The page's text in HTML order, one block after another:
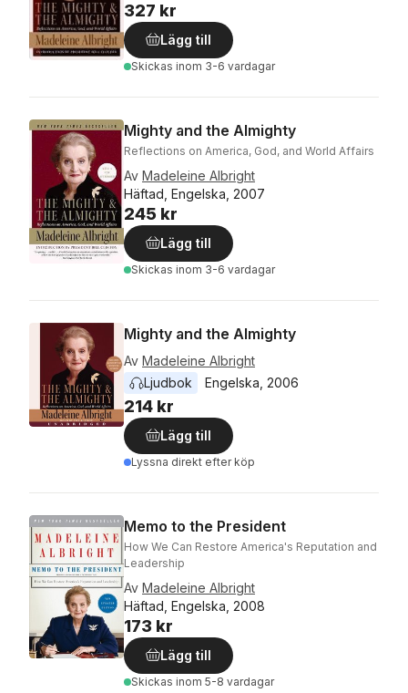
327 kr
Lägg till
Skickas inom 3-6 vardagar
Mighty and the Almighty
Reflections on America, God, and World Affairs
Av Madeleine Albright
Häftad, Engelska, 2007
245 kr
Lägg till
Skickas inom 3-6 vardagar
Mighty and the Almighty
Av Madeleine Albright
Ljudbok
Engelska 2006
214 kr
Lägg till
Lyssna direkt efter köp
Memo to the President
How We Can Restore America's Reputation and
Leadership
Av Madeleine Albright
Häftad, Engelska, 2008
173 kr
Lägg till
Skickas inom 5-8 vardagar